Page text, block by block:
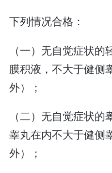
下列情况合格：
（一）无自觉症状
膜积液，不大于健侧
外）；
（二）无自觉症状
睾丸在内不大于健侧
外）；